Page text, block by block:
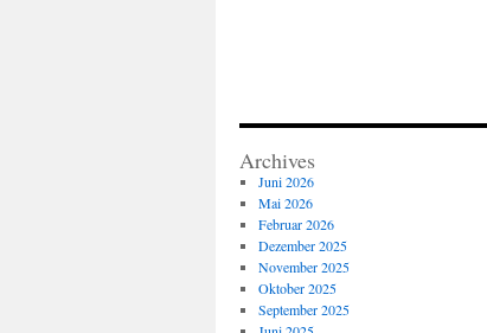
Archives
Juni 2026
Mai 2026
Februar 2026
Dezember 2025
November 2025
Oktober 2025
September 2025